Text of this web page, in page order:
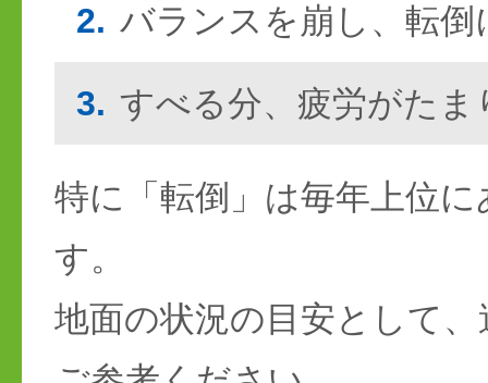
2. バランスを崩し、転
3. すべる分、疲労がたま
特に「転倒」は毎年上位
す。
地面の状況の目安として